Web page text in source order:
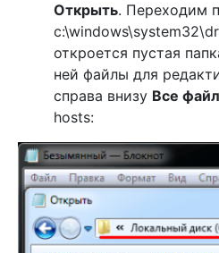
Открыть. Переходим
откроется пустая
ней файлы для
справа внизу Все
hosts: